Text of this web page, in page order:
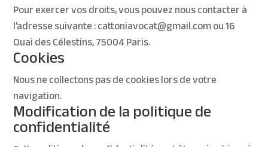
Pour exercer vos droits, vous pouvez nous contacter à
l’adresse suivante : cattoniavocat@gmail.com ou 16
Quai des Célestins, 75004 Paris.
Cookies
Nous necollectonspas de cookies lors de votre
navigation.
Modification de la politique de
confidentialité